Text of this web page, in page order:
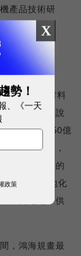
產品技術研
統上相對較
，電池原材料
動車業者可說
，鴻海斥資60億
量產中心」，
材料、中游的
Pack）在地化
來的電池，供
，鴻海規畫最
X
勢！
、《一天
政策